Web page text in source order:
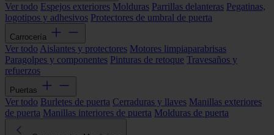
Ver todo Espejos exteriores Molduras Parrillas delanteras Pegatinas,
logotipos y adhesivos Protectores de umbral de puerta
Carrocería
Ver todo Aislantes y protectores Motores limpiaparabrisas
Paragolpes y componentes Pinturas de retoque Travesaños y
refuerzos
Puertas
Ver todo Burletes de puerta Cerraduras y llaves Manillas exteriores
de puerta Manillas interiores de puerta Molduras de puerta